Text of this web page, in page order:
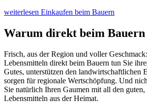
weiterlesen Einkaufen beim Bauern
Warum direkt beim Bauern
Frisch, aus der Region und voller
Lebensmitteln direkt beim Bauern tun Sie
Gutes, unterstützen den landwirtschaftlichen
sorgen für regionale Wertschöpfung. Und
Sie natürlich Ihren Gaumen mit all den
Lebensmitteln aus der Heimat.